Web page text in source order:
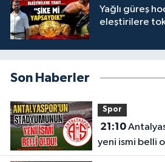
Yağlı güreş
eleştirilere
Son Haberler
Spor
21:10Antalyaspor'un stadyumunun
yeni ismi belli